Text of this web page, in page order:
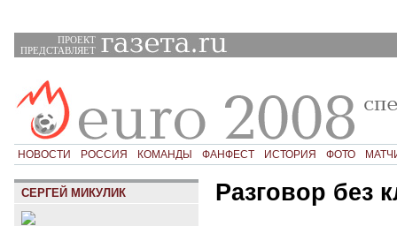
ПРОЕКТ
ПРЕДСТАВЛЯЕТ
НОВОСТИ РОССИЯ КОМАНДЫ ФАНФЕСТ ИСТОРИЯ ФОТО
СЕРГЕЙ МИКУЛИК Разговор без